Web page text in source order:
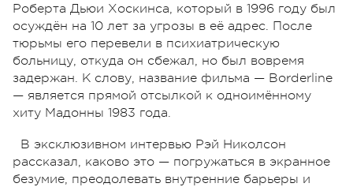
Роберта Дьюи Хоскинса, который в 1996 году был
осуждён на 10 лет за угрозы в её адрес. После
тюрьмы его перевели в психиатрическую
больницу, откуда он сбежал, но был вовремя
задержан. К слову, название фильма — Borderline
— является прямой отсылкой к одноимённому
хиту Мадонны 1983 года.
В эксклюзивном интервью Рэй Николсон
рассказал, каково это — погружаться в экранное
безумие, преодолевать внутренние барьеры и